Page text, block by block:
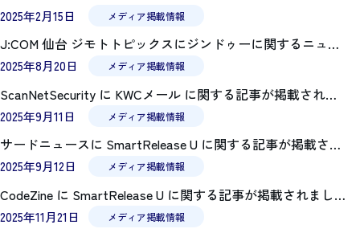
k
2025年2月15日 メディア掲載情報
J:COM 仙台 ジモトトピックスにジンドゥーに関するニュースが放映されました
2025年8月20日 メディア掲載情報
ScanNetSecurity に KWCメール に関する記事が掲載されました
2025年9月11日 メディア掲載情報
サードニュースに SmartRelease U に関する記事が掲載されました
2025年9月12日 メディア掲載情報
CodeZine に SmartRelease U に関する記事が掲載されました
2025年11月21日 メディア掲載情報